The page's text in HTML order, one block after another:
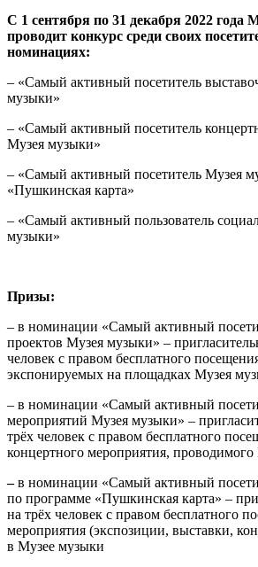
С 1 сентября по 31 декабря 2022 года
проводит конкурс среди своих
номинациях:
– «Самый активный посетитель
музыки»
– «Самый активный посетитель
Музея музыки»
– «Самый активный посетитель Музея
«Пушкинская карта»
– «Самый активный пользователь
музыки»
Призы:
– в номинации «Самый активный
проектов Музея музыки» –
человек с правом бесплатного
экспонируемых на площадках Музея
– в номинации «Самый активный
мероприятий Музея музыки» –
трёх человек с правом бесплатного
концертного мероприятия,
–в номинации «Самый активный
по программе «Пушкинская карта» –
на трёх человек с правом бесплатного
мероприятия (экспозиции, выставки,
в Музее музыки